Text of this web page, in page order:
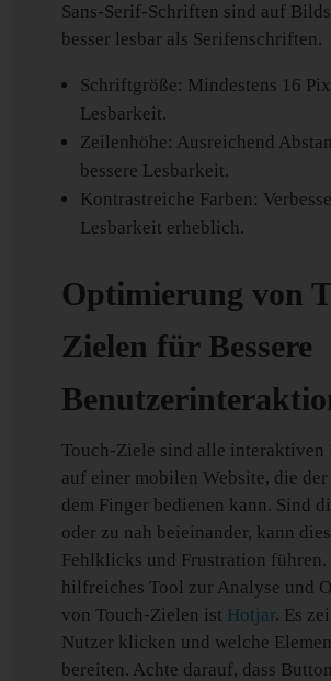
Sans-Serif-Schriften sind auf
besser lesbar als Serifenschriften.
Schriftgröße: Mindestens 16
Lesbarkeit.
Zeilenhöhe: Ausreichend
bessere Lesbarkeit.
Kontrastreiche Farben:
Lesbarkeit erheblich.
Optimierung von
Zielen für Bessere
Touch-Ziele sind alle interaktiven
auf einer mobilen Website, die
dem Finger bedienen kann. Sind
oder zu nah beieinander, kann
Fehlklicks und Frustration führen.
hilfreiches Tool zur Analyse und
von Touch-Zielen ist Hotjar. Es
Nutzer klicken und welche
bereiten. Achte darauf, dass